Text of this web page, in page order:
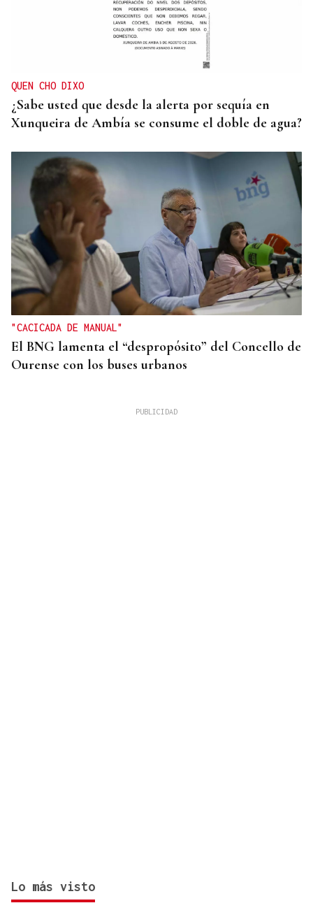
QUEN CHO DIXO
¿Sabe usted que desde la alerta por sequía en
Xunqueira de Ambía se consume el doble de agua?
"CACICADA DE MANUAL"
El BNG lamenta el “despropósito” del Concello de
Ourense con los buses urbanos
Lo más visto